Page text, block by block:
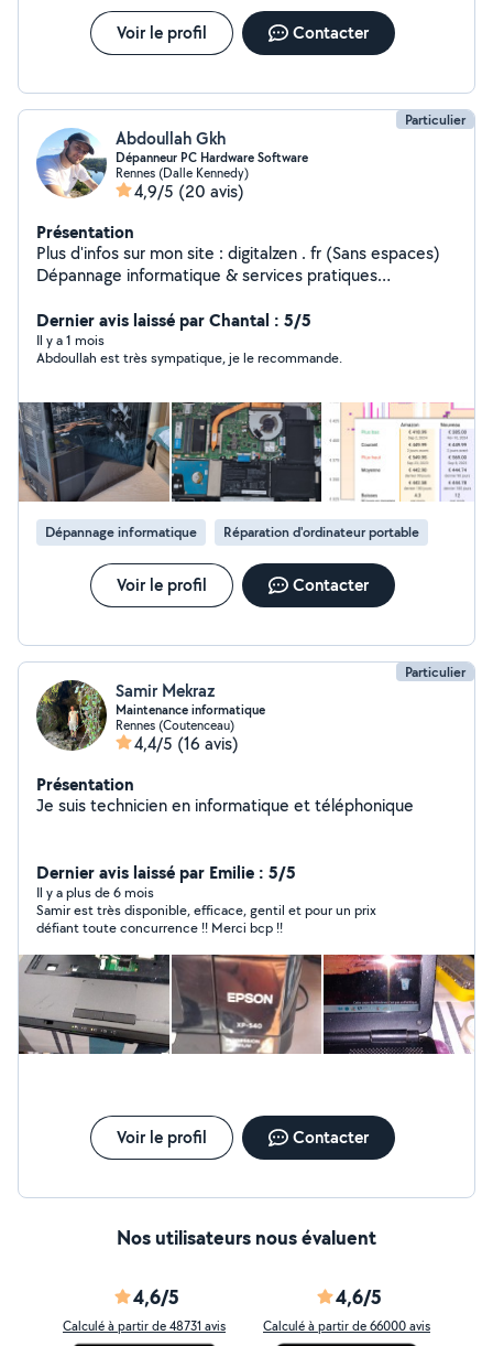
Voir le profil Contacter
Particulier
Abdoullah Gkh
Dépanneur PC Hardware Software
Rennes (Dalle Kennedy)
4,9/5 (20 avis)
Présentation
Plus d'infos sur mon site : digitalzen . fr (Sans espaces)
Dépannage informatique & services pratiques
optimisation - Montage/remplacement de composants
- Montage PC Gamer - Configuration/Installation de
nouveaux appareils (pc, téléphone, imprimante,etc...) -
matérielle) Services du quotidien : - Transport, livraison
et covoiturage (Golf 7 Sportsvan) - Montage de
meubles - Conseils achat high-tech - Aide aux
démarches administratives en ligne (carte grise,
passeport, etc.) Intervention rapide et tarifs
transparents. Votre Satisfaction est ma priorité !
Dernier avis laissé par Chantal : 5/5
Il y a 1 mois
Abdoullah est très sympatique, je le recommande.
Dépannage informatique Réparation d'ordinateur portable
Voir le profil Contacter
Particulier
Samir Mekraz
Maintenance informatique
Rennes (Coutenceau)
4,4/5 (16 avis)
Présentation
Je suis technicien en informatique et téléphonique
Dernier avis laissé par Emilie : 5/5
Il y a plus de 6 mois
Samir est très disponible, efficace, gentil et pour un prix
défiant toute concurrence !! Merci bcp !!
Voir le profil Contacter
Nos utilisateurs nous évaluent
4,6/5
Calculé à partir de 48731 avis
4,6/5
Calculé à partir de 66000 avis